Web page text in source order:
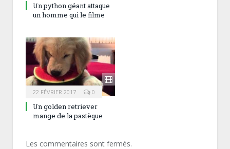
Un python géant attaque
un homme qui le filme
22 FÉVRIER 2017 0
Un golden retriever
mange de la pastèque
Les commentaires sont fermés.